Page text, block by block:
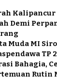
Demi
Muda MI
TP
Bahagia,
Rutin